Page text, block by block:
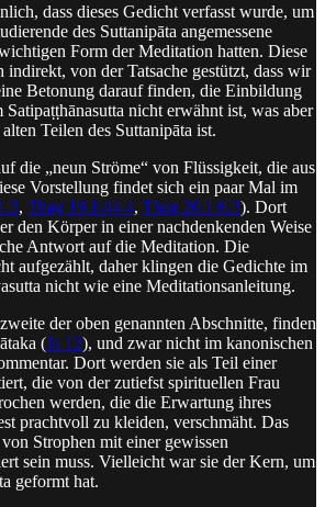
dass dieses Gedicht verfasst wurde, um
des Suttanipāta angemessene
Form der Meditation hatten. Diese
von der Tatsache gestützt, dass wir
Betonung darauf finden, die Einbildung
nicht erwähnt ist, was aber
Teilen des Suttanipāta ist.
die „neun Ströme“ von Flüssigkeit, die aus
Vorstellung findet sich ein paar Mal im
, Thag 19.1:44.4, Thag 20.1:6.3). Dort
den Körper in einer nachdenkenden Weise
Antwort auf die Meditation. Die
aufgezählt, daher klingen die Gedichte im
nicht wie eine Meditationsanleitung.
der oben genannten Abschnitte, finden
(Ja 12), und zwar nicht im kanonischen
Dort werden sie als Teil einer
die von der zutiefst spirituellen Frau
werden, die die Erwartung ihres
prachtvoll zu kleiden, verschmäht. Das
Strophen mit einer gewissen
sein muss. Vielleicht war sie der Kern, um
geformt hat.